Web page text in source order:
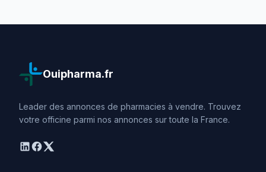
Ouipharma.fr
Leader des annonces de pharmacies à vendre. Trouvez
votre officine parmi nos annonces sur toute la France.
linkedin
facebook
twitter